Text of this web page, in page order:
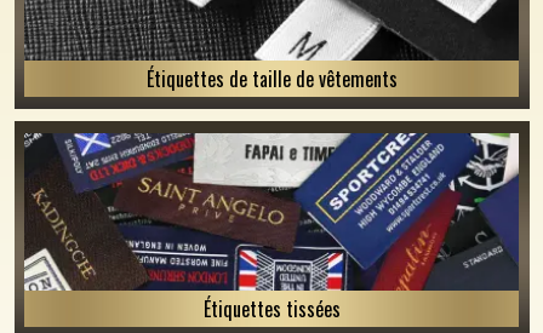
Étiquettes de taille de vêtements
Étiquettes tissées